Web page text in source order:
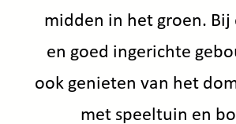
midden in het groen.
en goed ingerichte
ook genieten van het
met speeltuin en